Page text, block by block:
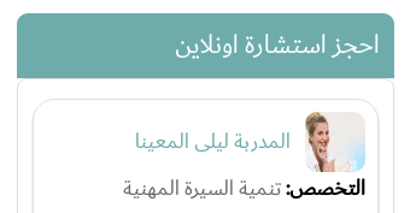
احجز استشارة اونلاين
المدربة ليلى المعينا
التخصص:تنمية السيرة المهنية